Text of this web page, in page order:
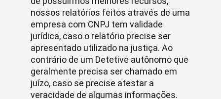
nossos relatórios feitos através de uma
empresa com CNPJ tem validade
jurídica, caso o relatório precise ser
apresentado utilizado na justiça. Ao
contrário de um Detetive autônomo que
geralmente precisa ser chamado em
juízo, caso se precise atestar a
veracidade de algumas informações.